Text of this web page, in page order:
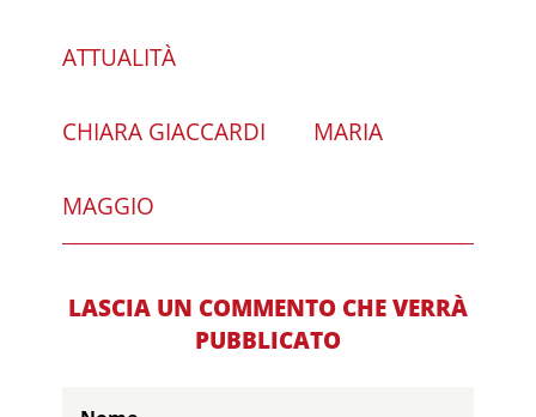
ATTUALITÀ
CHIARA GIACCARDI MARIA
MAGGIO
LASCIA UN COMMENTO CHE VERRÀ
PUBBLICATO